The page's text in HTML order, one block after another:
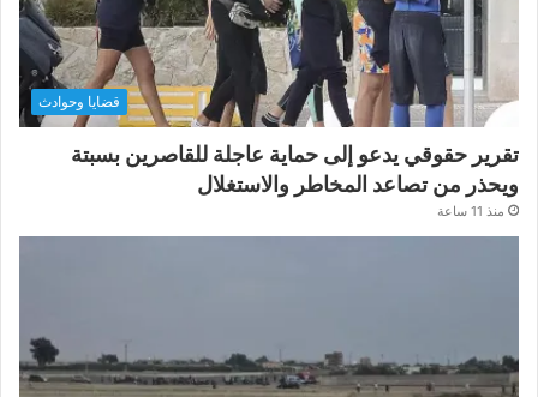
قضايا وحوادث
تقرير حقوقي يدعو إلى حماية عاجلة للقاصرين بسبتة
ويحذر من تصاعد المخاطر والاستغلال
منذ 11 ساعة